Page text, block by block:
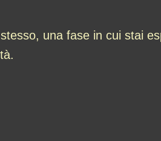
una fase in cui stai